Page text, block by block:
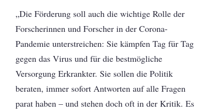
„Die Förderung soll auch die wichtige Rolle der
Forscherinnen und Forscher in der Corona-
Pandemie unterstreichen: Sie kämpfen Tag für Tag
gegen das Virus und für die bestmögliche
Versorgung Erkrankter. Sie sollen die Politik
beraten, immer sofort Antworten auf alle Fragen
parat haben – und stehen doch oft in der Kritik. Es